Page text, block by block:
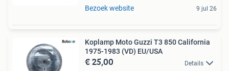
Bezoek website 9 jul 26
Koplamp Moto Guzzi T3 850 California
1975-1983 (VD) EU/USA
€ 25,00 Details